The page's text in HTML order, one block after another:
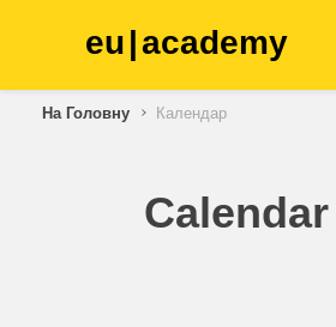
eu|academy
діти
На Головну Календар
Calendar